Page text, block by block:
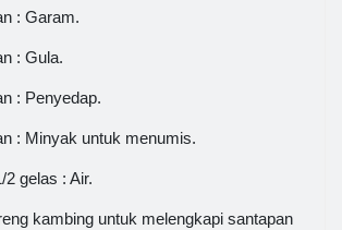
: Garam.
: Gula.
: Penyedap.
: Minyak untuk menumis.
2 gelas : Air.
kambing untuk melengkapi santapan